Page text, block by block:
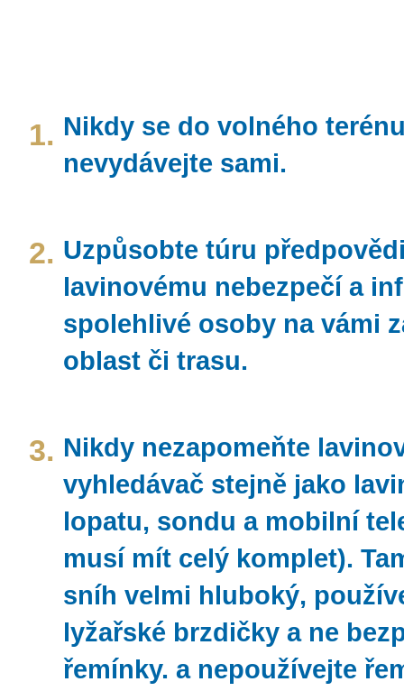
1. Nikdy se do volného
nevydávejte sami.
2. Uzpůsobte túru
lavinovému nebezpečí a
spolehlivé osoby na vámi
oblast či trasu.
3. Nikdy nezapomeňte
vyhledávač stejně jako
lopatu, sondu a mobilní
musí mít celý komplet).
sníh velmi hluboký,
lyžařské brzdičky a ne
řemínky. a nepoužívejte